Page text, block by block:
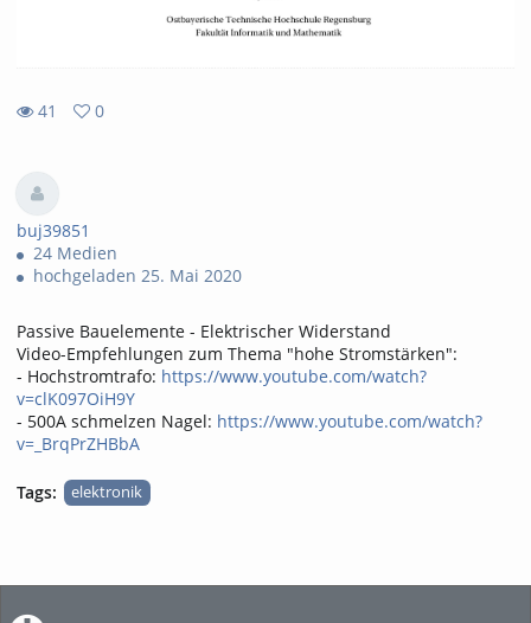
41
0
buj39851
24 Medien
hochgeladen 25. Mai 2020
Passive Bauelemente - Elektrischer Widerstand
Video-Empfehlungen zum Thema "hohe Stromstärken":
- Hochstromtrafo: https://www.youtube.com/watch?
v=clK097OiH9Y
- 500A schmelzen Nagel: https://www.youtube.com/watch?
v=_BrqPrZHBbA
Tags: elektronik